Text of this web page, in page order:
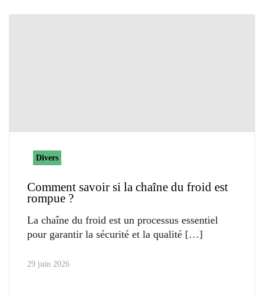
Divers
Comment savoir si la chaîne du froid est
rompue ?
La chaîne du froid est un processus essentiel
pour garantir la sécurité et la qualité
29 juin 2026